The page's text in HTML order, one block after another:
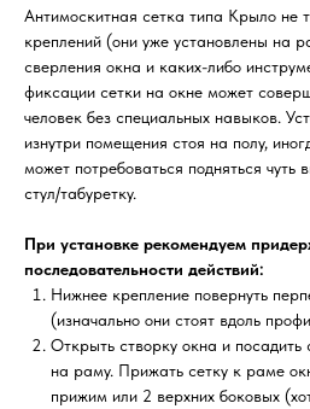
Антимоскитная сетка типа Крыло не
креплений (они уже установлены на
сверления окна и каких-либо
фиксации сетки на окне может
человек без специальных навыков.
изнутри помещения стоя на полу,
может потребоваться подняться чуть
стул/табуретку.
При установке рекомендуем
последовательности действий:
Нижнее крепление повернуть
(изначально они стоят вдоль
Открыть створку окна и
на раму. Прижать сетку к раме
прижим или 2 верхних боковых